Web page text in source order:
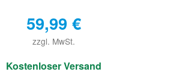
59,99 €
zzgl. MwSt.
€
Kostenloser Versand